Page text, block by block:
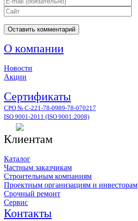
О компании
Новости
Акции
Сертификаты
СРО № С-221-78-0989-78-070217
ISO 9001-2011 (ISO 9001:2008)
Клиентам
Каталог
Частным заказчикам
Строительным компаниям
Проектным организациям и инвесторам
Срочный ремонт
Сервис
Контакты